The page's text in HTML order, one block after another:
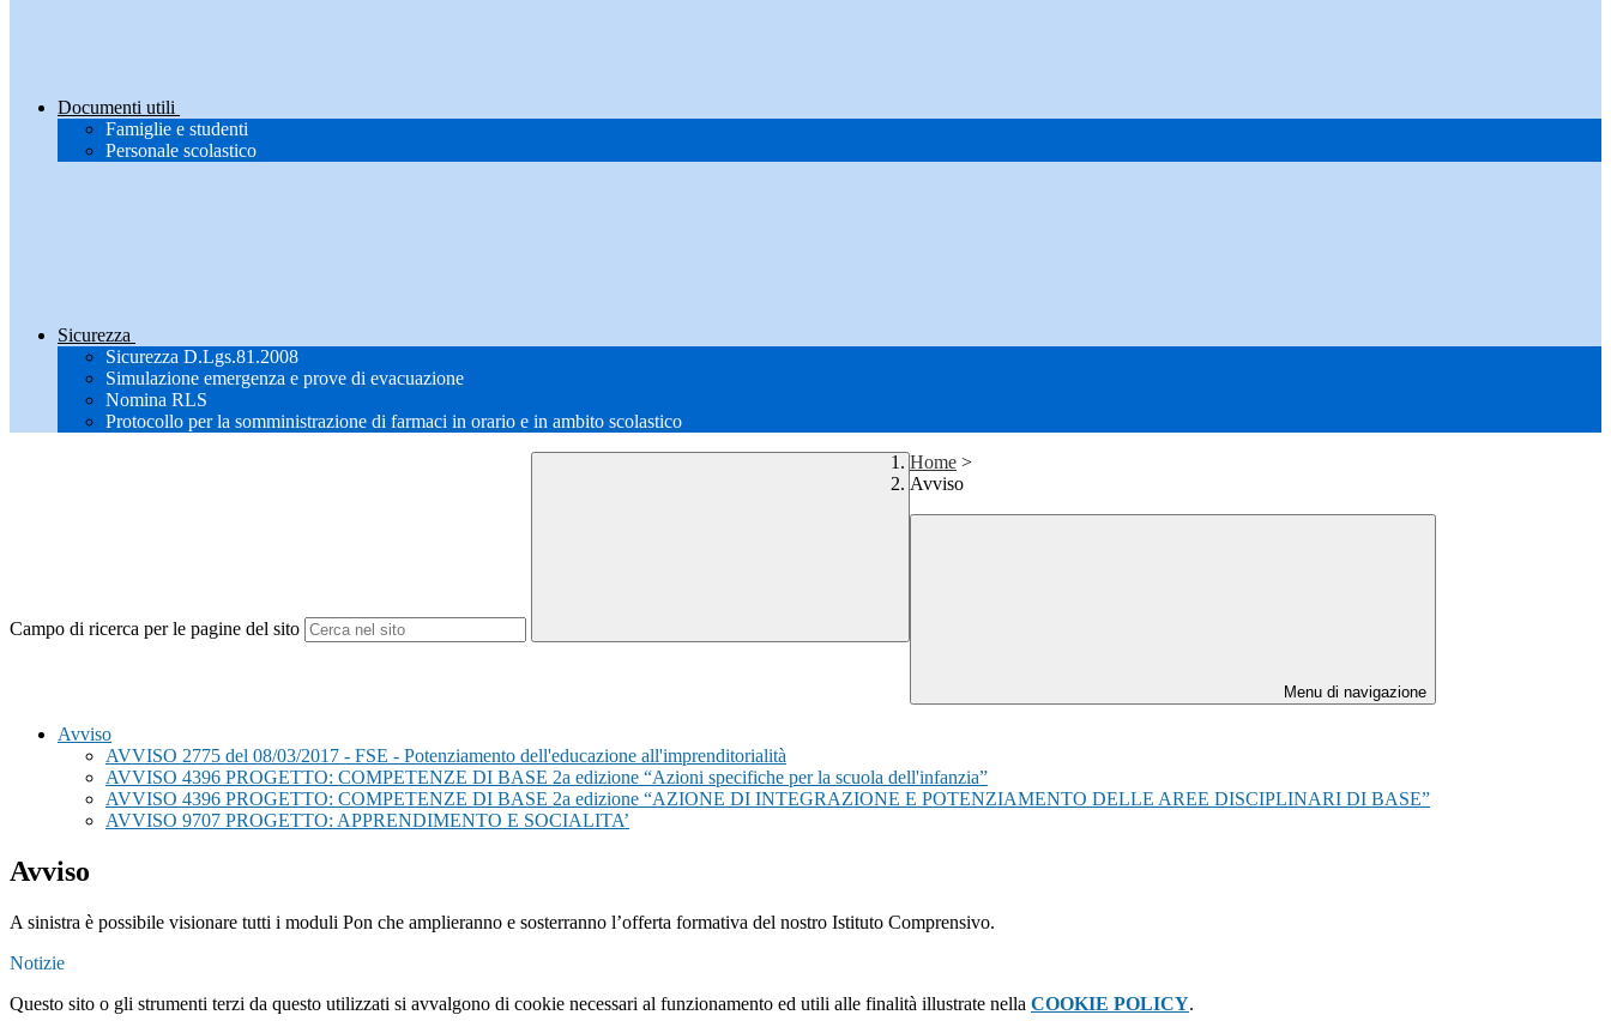
Documenti utili
Famiglie e studenti
Personale scolastico
Sicurezza
Sicurezza D.Lgs.81.2008
Simulazione emergenza e prove di evacuazione
Nomina RLS
Protocollo per la somministrazione di farmaci in orario e in ambito scolastico
Campo di ricerca per le pagine del sito
Home >
Avviso
Menu di navigazione
Avviso
AVVISO 2775 del 08/03/2017 - FSE - Potenziamento dell'educazione all'imprenditorialità
AVVISO 4396 PROGETTO: COMPETENZE DI BASE 2a edizione “Azioni specifiche per la scuola dell'infanzia”
AVVISO 4396 PROGETTO: COMPETENZE DI BASE 2a edizione “AZIONE DI INTEGRAZIONE E POTENZIAMENTO DELLE AREE DISCIPLINARI DI BASE”
AVVISO 9707 PROGETTO: APPRENDIMENTO E SOCIALITA’
Avviso
A sinistra è possibile visionare tutti i moduli Pon che amplieranno e sosterranno l’offerta formativa del nostro Istituto Comprensivo.
Notizie
Questo sito o gli strumenti terzi da questo utilizzati si avvalgono di cookie necessari al funzionamento ed utili alle finalità illustrate nella COOKIE POLICY.